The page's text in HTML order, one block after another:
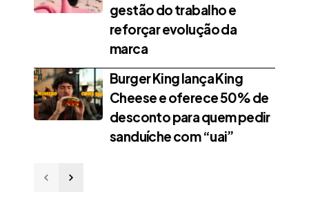
gestão do trabalho e
reforçar evolução da
marca
Burger King lança King
Cheese e oferece 50% de
desconto para quem pedir
sanduíche com “uai”